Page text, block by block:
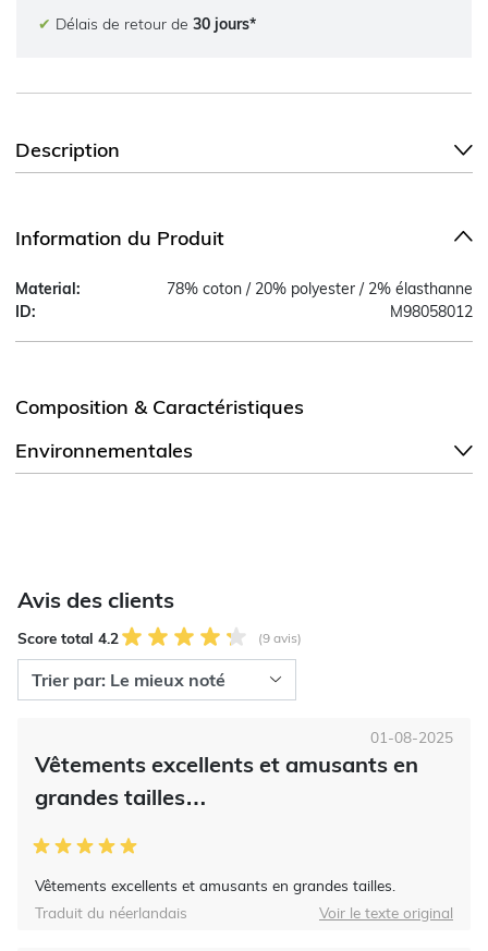
✔ Délais de retour de 30 jours*
Description
Information du Produit
Material:
78% coton / 20% polyester / 2% élasthanne
ID:
M98058012
Composition & Caractéristiques
Environnementales
Avis des clients
Score total 4.2 (9 avis)
Vêtements excellents et amusants en
grandes tailles…
Vêtements excellents et amusants en grandes tailles.
01-08-2025
Traduit du néerlandais Voir le texte original